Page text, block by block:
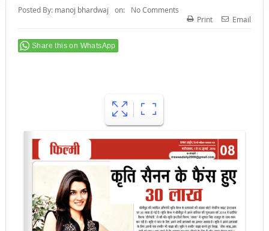
Posted By: manoj bhardwaj on:
No Comments
Print
Email
Share this on WhatsApp